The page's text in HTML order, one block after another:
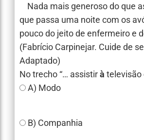
Nada mais generoso do que
que passa uma noite com os
pouco do jeito de enfermeiro e
(Fabrício Carpinejar. Cuide de
Adaptado)
No trecho “… assistirà televisão
A) Modo
B) Companhia